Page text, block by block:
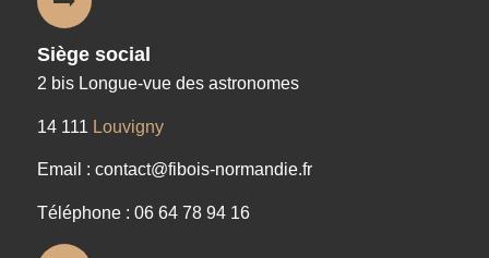
Siège social
2 bis Longue-vue des astronomes
14 111 Louvigny
Email : contact@fibois-normandie.fr
Téléphone : 06 64 78 94 16